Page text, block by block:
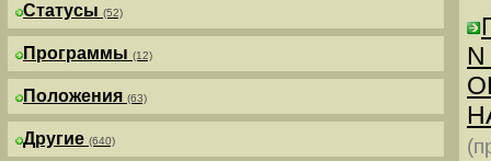
Статусы (52)
Программы (12)
Положения (63)
Другие (640)